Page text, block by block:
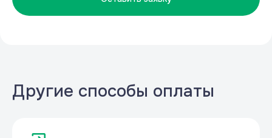
Другие способы оплаты